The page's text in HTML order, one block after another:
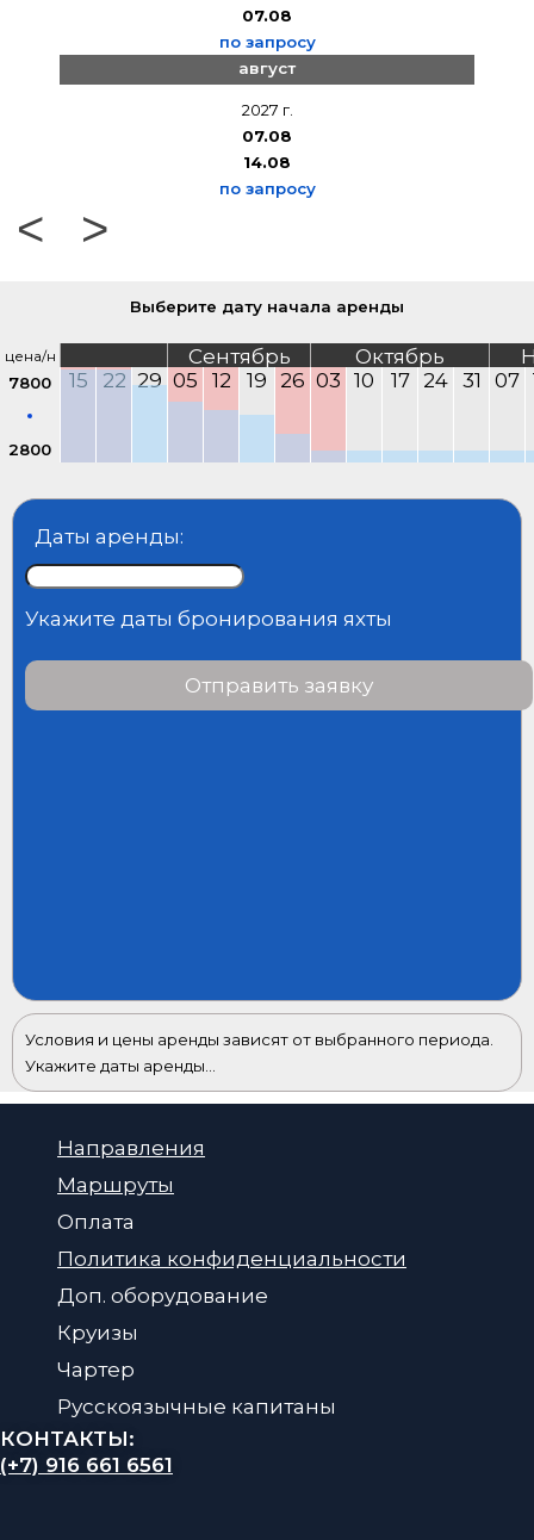
07.08
по запросу
август
2027 г.
07.08
14.08
по запросу
< >
Выберите дату начала аренды
цена/н
7800
2800
Сентябрь Октябрь
15
22 29 05 12 19 26 03 10 17 24 31 07
Даты аренды:
Укажите даты бронирования яхты
Отправить заявку
Условия и цены аренды зависят от выбранного периода.
Укажите даты аренды...
Направления
Маршруты
Оплата
Политика конфиденциальности
Доп. оборудование
Круизы
Чартер
Русскоязычные капитаны
КОНТАКТЫ:
(+7) 916 661 6561